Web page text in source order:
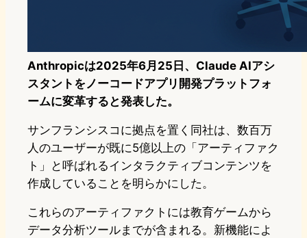
Anthropicは2025年6月25日、Claude AIアシ
スタントをノーコードアプリ開発プラットフォ
ームに変革すると発表した。
サンフランシスコに拠点を置く同社は、数百万
人のユーザーが既に5億以上の「アーティファク
ト」と呼ばれるインタラクティブコンテンツを
作成していることを明らかにした。
これらのアーティファクトには教育ゲームから
データ分析ツールまでが含まれる。新機能によ